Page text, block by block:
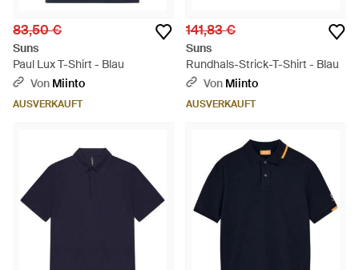
83,50 €
Suns
Paul Lux T-Shirt - Blau
Von Miinto
AUSVERKAUFT
141,83 €
Suns
Rundhals-Strick-T-Shirt - Blau
Von Miinto
AUSVERKAUFT